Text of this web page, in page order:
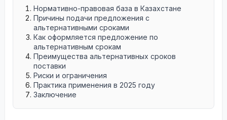
Нормативно-правовая база в Казахстане
Причины подачи предложения с
альтернативными сроками
Как оформляется предложение по
альтернативным срокам
Преимущества альтернативных сроков
поставки
Риски и ограничения
Практика применения в 2025 году
Заключение